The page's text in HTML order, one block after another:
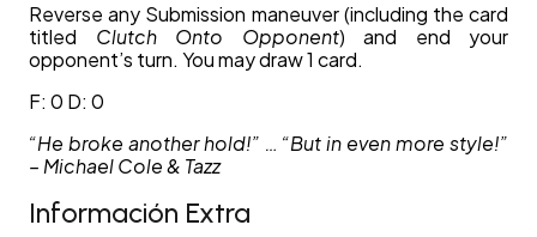
Reverse any Submission maneuver (including the card
titled Clutch Onto Opponent) and end your
opponent’s turn. You may draw 1 card.
F: 0 D: 0
“He broke another hold!” … “But in even more style!”
– Michael Cole & Tazz
Información Extra